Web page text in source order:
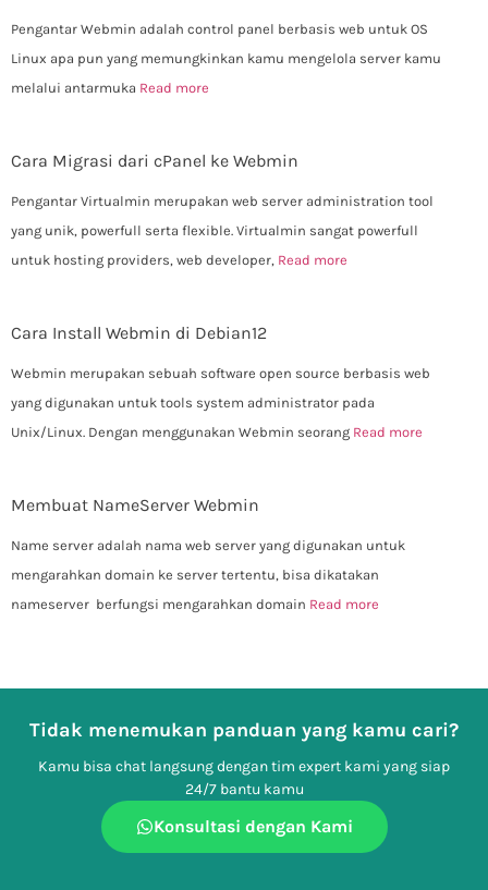
Pengantar Webmin adalah control panel berbasis web untuk OS
Linux apa pun yang memungkinkan kamu mengelola server kamu
melalui antarmuka Read more
Cara Migrasi dari cPanel ke Webmin
Pengantar Virtualmin merupakan web server administration tool
yang unik, powerfull serta flexible. Virtualmin sangat powerfull
untuk hosting providers, web developer, Read more
Cara Install Webmin di Debian12
Webmin merupakan sebuah software open source berbasis web
yang digunakan untuk tools system administrator pada
Unix/Linux. Dengan menggunakan Webmin seorang Read more
Membuat NameServer Webmin
Name server adalah nama web server yang digunakan untuk
mengarahkan domain ke server tertentu, bisa dikatakan
nameserver berfungsi mengarahkan domain Read more
Tidak menemukan panduan yang kamu cari?
Kamu bisa chat langsung dengan tim expert kami yang siap
24/7 bantu kamu
Konsultasi dengan Kami